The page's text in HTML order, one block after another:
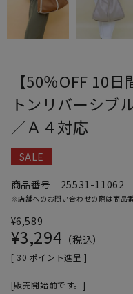
【50％OFF 10
トンリバーシブ
／Ａ４対応
SALE
商品番号
25531-11062
※店舗へのお問い合わせの際は商品
¥6,589
¥3,294 税込
[ 30 ポイント進呈 ]
販売開始前です。